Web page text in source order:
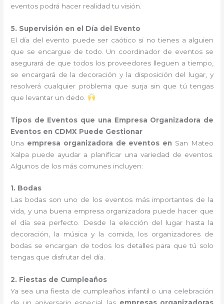
eventos podrá hacer realidad tu visión.
5. Supervisión en el Día del Evento
El día del evento puede ser caótico si no tienes a alguien
que se encargue de todo. Un coordinador de eventos se
asegurará de que todos los proveedores lleguen a tiempo,
se encargará de la decoración y la disposición del lugar, y
resolverá cualquier problema que surja sin que tú tengas
que levantar un dedo.
Tipos de Eventos que una Empresa Organizadora de
Eventos en CDMX Puede Gestionar
Una empresa organizadora de eventos en San Mateo
Xalpa puede ayudar a planificar una variedad de eventos.
Algunos de los más comunes incluyen:
1. Bodas
Las bodas son uno de los eventos más importantes de la
vida, y una buena empresa organizadora puede hacer que
el día sea perfecto. Desde la elección del lugar hasta la
decoración, la música y la comida, los organizadores de
bodas se encargan de todos los detalles para que tú solo
tengas que disfrutar del día.
2. Fiestas de Cumpleaños
Ya sea una fiesta de cumpleaños infantil o una celebración